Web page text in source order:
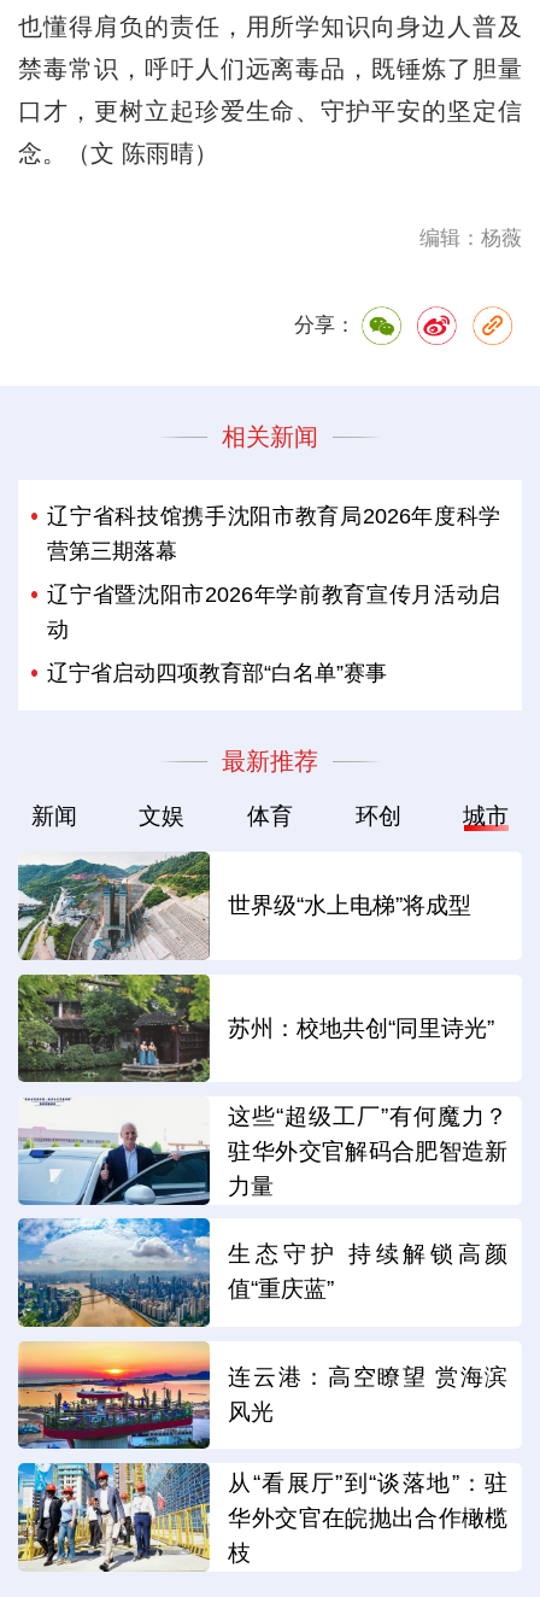
也懂得肩负的责任，用所学知识向身边人普及
禁毒常识，呼吁人们远离毒品，既锤炼了胆量
口才，更树立起珍爱生命、守护平安的坚定信
念。（文 陈雨晴）
编辑：杨薇
分享：
相关新闻
辽宁省科技馆携手沈阳市教育局2026年度科学
营第三期落幕
辽宁省暨沈阳市2026年学前教育宣传月活动启
动
辽宁省启动四项教育部“白名单”赛事
最新推荐
新闻 文娱 体育 环创 城市
世界级“水上电梯”将成型
苏州：校地共创“同里诗光”
这些“超级工厂”有何魔力？
驻华外交官解码合肥智造新
力量
生态守护 持续解锁高颜
值“重庆蓝”
连云港：高空瞭望 赏海滨
风光
从“看展厅”到“谈落地”：驻
华外交官在皖抛出合作橄榄
枝